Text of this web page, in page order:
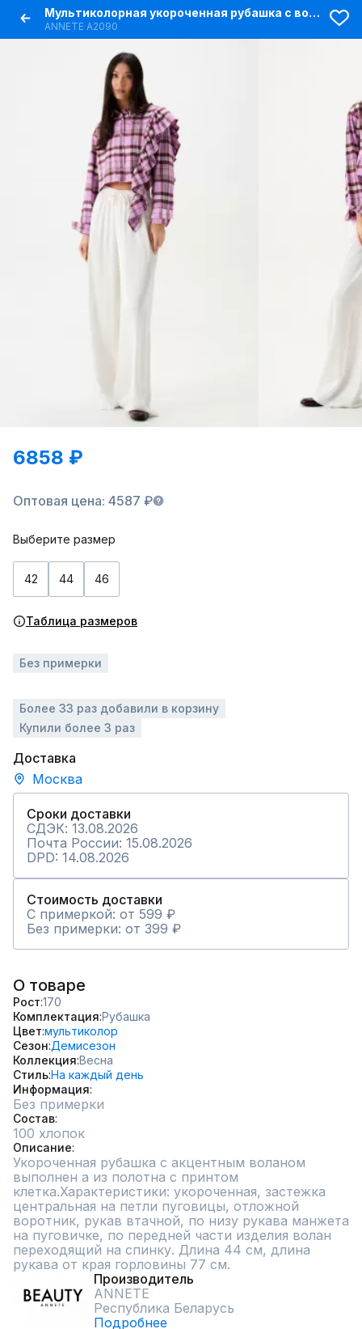
Мультиколорная укороченная рубашка с воланом и клетчатым принтом
ANNETE A2090
6858 ₽
Оптовая цена: 4587 ₽
Выберите размер
42 44 46
Таблица размеров
Без примерки
Более 33 раз добавили в корзину
Купили более 3 раз
Доставка
Москва
Сроки доставки
СДЭК: 13.08.2026
Почта России: 15.08.2026
DPD: 14.08.2026
Стоимость доставки
С примеркой: от 599 ₽
Без примерки: от 399 ₽
О товаре
Рост 170
Комплектация Рубашка
Цвет мультиколор
Сезон Демисезон
Коллекция Весна
СтильНа каждый день
Информация
Без примерки
Состав
100 хлопок
Описание
Укороченная рубашка с акцентным воланом
выполнен а из полотна с принтом
клетка.Характеристики: укороченная, застежка
центральная на петли пуговицы, отложной
воротник, рукав втачной, по низу рукава манжета
на пуговичке, по передней части изделия волан
переходящий на спинку. Длина 44 см, длина
рукава от края горловины 77 см.
Производитель
ANNETE
Республика Беларусь
Подробнее